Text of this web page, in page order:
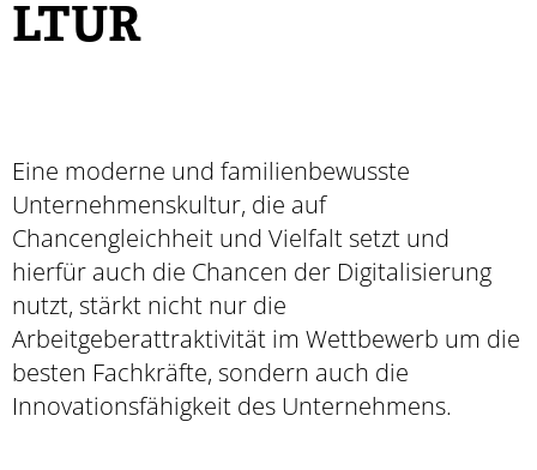
LTUR
Eine moderne und familienbewusste
Unternehmenskultur, die auf
Chancengleichheit und Vielfalt setzt und
hierfür auch die Chancen der Digitalisierung
nutzt, stärkt nicht nur die
Arbeitgeberattraktivität im Wettbewerb um die
besten Fachkräfte, sondern auch die
Innovationsfähigkeit des Unternehmens.